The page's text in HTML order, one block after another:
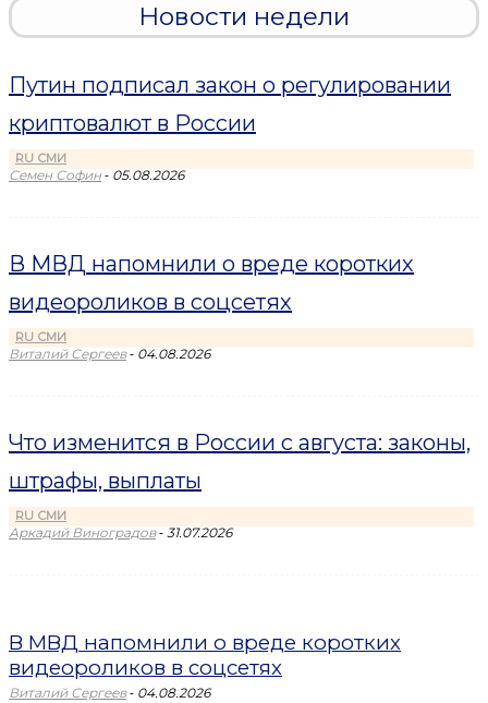
Новости недели
Путин подписал закон о регулировании
криптовалют в России
RU СМИ
Семен Софин - 05.08.2026
В МВД напомнили о вреде коротких
видеороликов в соцсетях
RU СМИ
Виталий Сергеев - 04.08.2026
Что изменится в России с августа: законы,
штрафы, выплаты
RU СМИ
Аркадий Виноградов - 31.07.2026
В МВД напомнили о вреде коротких
видеороликов в соцсетях
Виталий Сергеев - 04.08.2026